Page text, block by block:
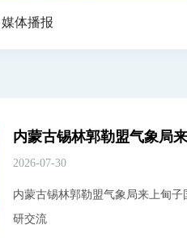
媒体播报
2026-07-30
内蒙古锡林郭勒盟气象局来上甸子
研交流